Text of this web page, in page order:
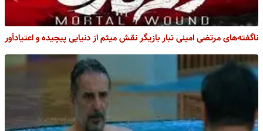
ناگفته‌های مرتضی امینی تبار بازیگر نقش میثم از دنیایی پیچیده و اعتیادآور